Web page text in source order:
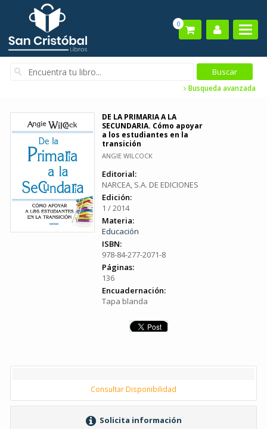
0
Busqueda avanzada
DE LA PRIMARIA A LA
SECUNDARIA. Cómo apoyar
a los estudiantes en la
transición
ANGIE WILCOCK
Editorial:
NARCEA, S.A. DE EDICIONES
Edición:
1 / 2014
Materia:
Educación
ISBN:
978-84-277-2071-8
Páginas:
136
Encuadernación:
Tapa blanda
Consultar Disponibilidad
Solicita información